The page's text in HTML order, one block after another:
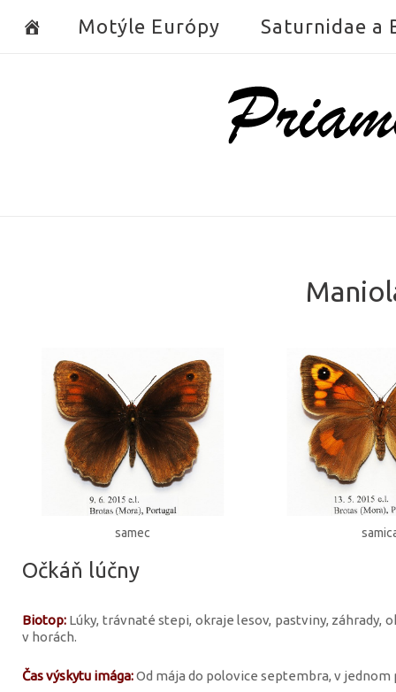
Motýle Európy Saturnidae a
Home
samec
Očkáň lúčny
Biotop: Lúky, trávnaté stepi, okraje lesov, pastviny, záhrady,
v horách.
Čas výskytu imága:Od mája do polovice septembra, v jednom